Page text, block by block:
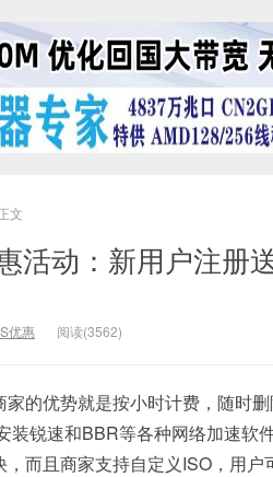
文
活动：新用户注册
优惠 阅读(3562)
的优势就是按小时计费，随时
装锐速和BBR等各种网络加速软
而且商家支持自定义ISO，用